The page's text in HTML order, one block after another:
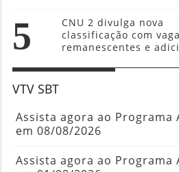
5
CNU 2 divulga nova
classificação com
remanescentes e
VTV SBT
Assista agora ao Programa
em 08/08/2026
Assista agora ao Programa